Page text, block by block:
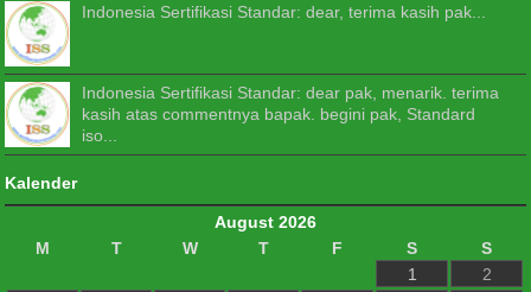
Indonesia Sertifikasi Standar: dear, terima kasih pak...
Indonesia Sertifikasi Standar: dear pak, menarik. terima
kasih atas commentnya bapak. begini pak, Standard
iso...
Kalender
August 2026
M
T W T F S
S
1
2